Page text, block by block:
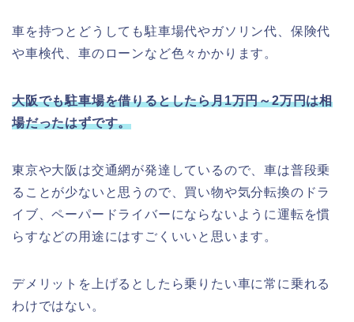
車を持つとどうしても駐車場代やガソリン代、保険代
や車検代、車のローンなど色々かかります。
大阪でも駐車場を借りるとしたら月1万円～2万円は相
場だったはずです。
東京や大阪は交通網が発達しているので、車は普段乗
ることが少ないと思うので、買い物や気分転換のドラ
イブ、ペーパードライバーにならないように運転を慣
らすなどの用途にはすごくいいと思います。
デメリットを上げるとしたら乗りたい車に常に乗れる
わけではない。